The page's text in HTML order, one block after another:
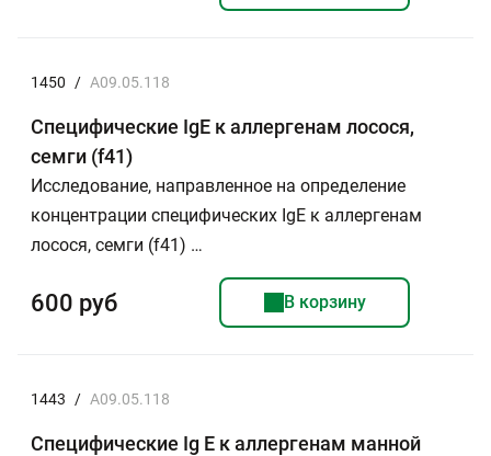
1450 / A09.05.118
Специфические IgE к аллергенам лосося,
семги (f41)
Исследование, направленное на определение
концентрации специфических IgE к аллергенам
лосося, семги (f41) …
600 руб В корзину
1443 / A09.05.118
Специфические Ig E к аллергенам манной